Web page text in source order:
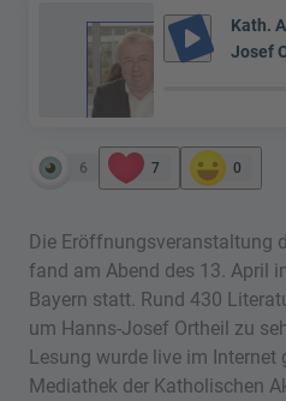
play_arrow
Kath.
Josef
6 7 0
Die Eröffnungsveranstaltung
fand am Abend des 13. April
Bayern statt. Rund 430
um Hanns-Josef Ortheil zu
Lesung wurde live im Internet
Mediathek der Katholischen